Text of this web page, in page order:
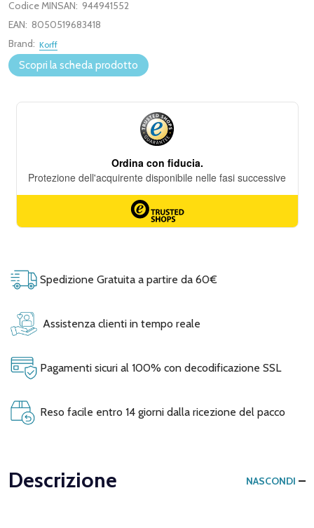
Codice MINSAN: 944941552
EAN: 8050519683418
Brand: Korff
Scopri la scheda prodotto
Spedizione Gratuita a partire da 60€
Assistenza clienti in tempo reale
Pagamenti sicuri al 100% con decodificazione SSL
Reso facile entro 14 giorni dalla ricezione del pacco
Descrizione NASCONDI